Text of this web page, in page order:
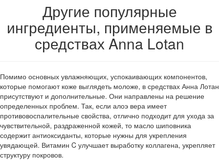
Другие популярные
ингредиенты, применяемые в
средствах Anna Lotan
Помимо основных увлажняющих, успокаивающих компонентов,
которые помогают коже выглядеть моложе, в средствах Анна Лотан
присутствуют и дополнительные. Они направлены на решение
определенных проблем. Так, если алоэ вера имеет
противовоспалительные свойства, отлично подходит для ухода за
чувствительной, раздраженной кожей, то масло шиповника
содержит антиоксиданты, которые нужны для укрепления
увядающей. Витамин C улучшает выработку коллагена, укрепляет
структуру покровов.